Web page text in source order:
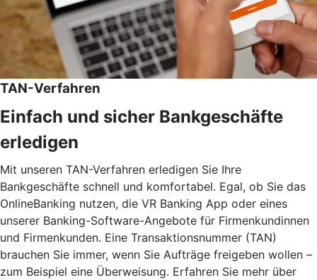
TAN-Verfahren
Einfach und sicher Bankgeschäfte
erledigen
Mit unseren TAN-Verfahren erledigen Sie Ihre
Bankgeschäfte schnell und komfortabel. Egal, ob Sie das
OnlineBanking nutzen, die VR Banking App oder eines
unserer Banking-Software-Angebote für Firmenkundinnen
und Firmenkunden. Eine Transaktionsnummer (TAN)
brauchen Sie immer, wenn Sie Aufträge freigeben wollen –
zum Beispiel eine Überweisung. Erfahren Sie mehr über